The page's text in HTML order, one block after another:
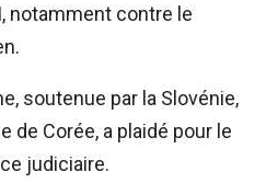
notamment contre le
soutenue par la Slovénie,
de Corée, a plaidé pour le
judiciaire.